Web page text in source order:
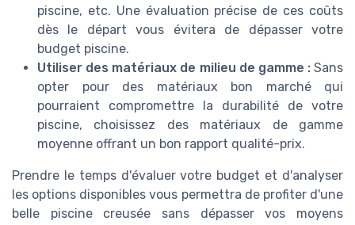
piscine, etc. Une évaluation précise de ces coûts
dès le départ vous évitera de dépasser votre
budget piscine.
Utiliser des matériaux de milieu de gamme :Sans
opter pour des matériaux bon marché qui
pourraient compromettre la durabilité de votre
piscine, choisissez des matériaux de gamme
moyenne offrant un bon rapport qualité-prix.
Prendre le temps d'évaluer votre budget et d'analyser
les options disponibles vous permettra de profiter d'une
belle piscine creusée sans dépasser vos moyens